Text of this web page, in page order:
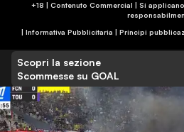
+18 | Contenuto Commercial | Si
| Informativa Pubblicitaria | Principi
Scopri la sezione
Scommesse su GOAL